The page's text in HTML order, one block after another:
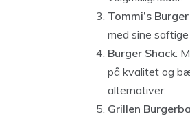
Tommi’s
med sine
Burger Shack:
på kvalitet og
alternativer.
Grillen